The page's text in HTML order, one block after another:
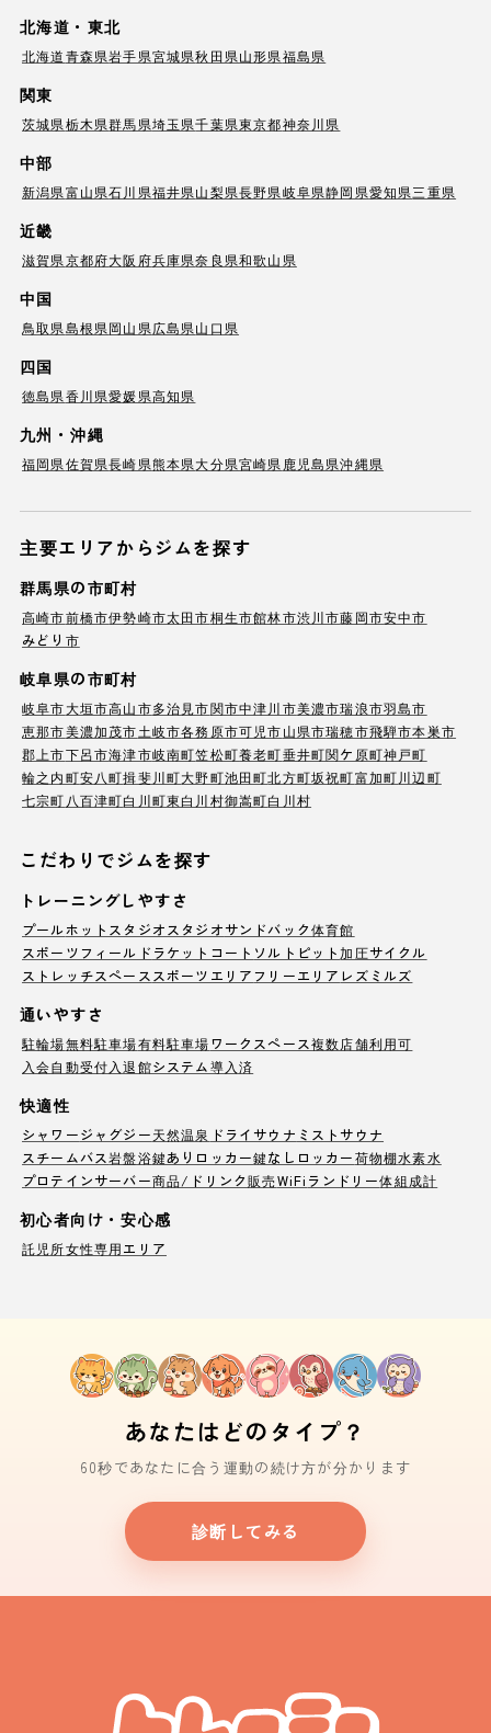
北海道・東北
北海道青森県岩手県宮城県秋田県山形県福島県
関東
茨城県栃木県群馬県埼玉県千葉県東京都神奈川県
中部
新潟県富山県石川県福井県山梨県長野県岐阜県静岡県愛知県三重県
近畿
滋賀県京都府大阪府兵庫県奈良県和歌山県
中国
鳥取県島根県岡山県広島県山口県
四国
徳島県香川県愛媛県高知県
九州・沖縄
福岡県佐賀県長崎県熊本県大分県宮崎県 鹿児島県沖縄県
主要エリアからジムを探す
群馬県の市町村
高崎市前橋市伊勢崎市太田市桐生市館林市渋川市藤岡市安中市
みどり市
岐阜県の市町村
岐阜市大垣市高山市多治見市関市中津川市美濃市瑞浪市羽島市
恵那市美濃加茂市土岐市各務原市可児市山県市瑞穂市飛騨市本巣市
郡上市下呂市海津市岐南町笠松町養老町垂井町関ケ原町神戸町
輪之内町安八町揖斐川町大野町池田町北方町坂祝町富加町川辺町
七宗町 八百津町白川町東白川村御嵩町白川村
こだわりでジムを探す
トレーニングしやすさ
プールホットスタジオ スタジオサンドバック体育館
スポーツフィールド ラケットコート ソルトピット加圧サイクル
ストレッチスペース スポーツエリア フリーエリア レズミルズ
通いやすさ
駐輪場無料駐車場有料駐車場ワークスペース複数店舗利用可
入会自動受付 入退館システム導入済
快適性
シャワージャグジー天然温泉 ドライサウナ ミストサウナ
スチームバス岩盤浴鍵ありロッカー鍵なしロッカー荷物棚水素水
プロテインサーバー商品/ドリンク販売WiFi ランドリー体組成計
初心者向け・安心感
託児所女性専用エリア
あなたはどのタイプ？
60秒であなたに合う運動の続け方が分かります
診断してみる